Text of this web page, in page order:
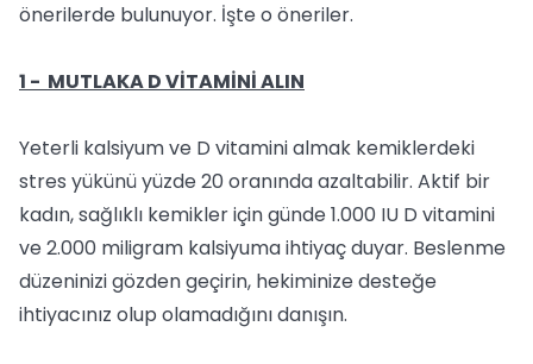
önerilerde bulunuyor. İşte o öneriler.
1 - MUTLAKA D VİTAMİNİ ALIN
Yeterli kalsiyum ve D vitamini almak kemiklerdeki
stres yükünü yüzde 20 oranında azaltabilir. Aktif bir
kadın, sağlıklı kemikler için günde 1.000 IU D vitamini
ve 2.000 miligram kalsiyuma ihtiyaç duyar. Beslenme
düzeninizi gözden geçirin, hekiminize desteğe
ihtiyacınız olup olamadığını danışın.